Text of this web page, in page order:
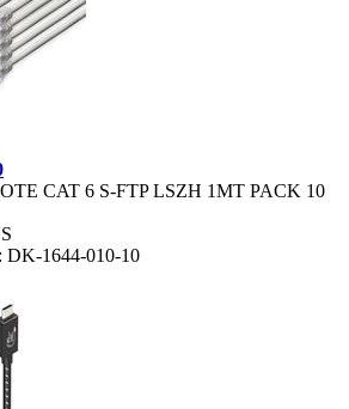
CAT 6 S-FTP LSZH 1MT PACK 10
: DK-1644-010-10